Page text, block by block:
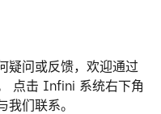
疑问或反馈，欢迎通过
点击 Infini 系统右下角
们联系。